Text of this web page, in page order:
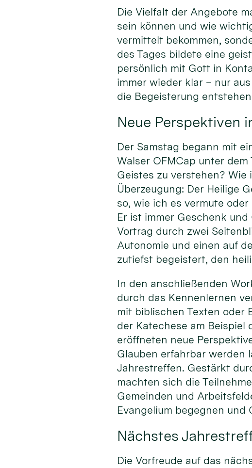
Die Vielfalt der Angebote
sein können und wie
vermittelt bekommen,
des Tages bildete eine
persönlich mit Gott in
immer wieder klar – nur
die Begeisterung
Neue Perspektiven
Der Samstag begann mit
Walser OFMCap unter
Geistes zu verstehen? Wie
Überzeugung: Der Heilige
so, wie ich es vermute
Er ist immer Geschenk
Vortrag durch zwei
Autonomie und einen auf
zutiefst begeistert, den
In den anschließenden
durch das Kennenlernen
mit biblischen Texten oder
der Katechese am Beispiel
eröffneten neue
Glauben erfahrbar werden
Jahrestreffen. Gestärkt
machten sich die
Gemeinden und
Evangelium begegnen und
Nächstes
Die Vorfreude auf das